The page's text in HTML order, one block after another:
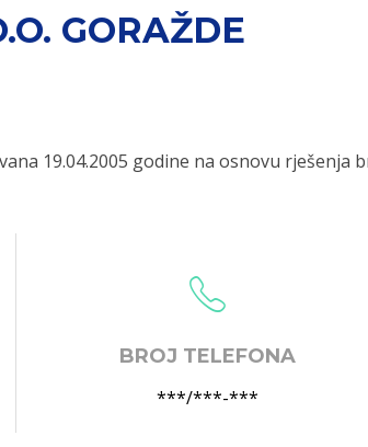
GORAŽDE
19.04.2005 godine na osnovu
BROJ TELEFONA
***/***-***